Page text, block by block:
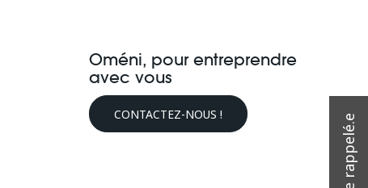
Oméni, pour entreprendre
avec vous
CONTACTEZ-NOUS !